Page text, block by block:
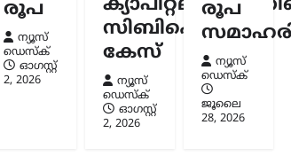
രൂപ
ന്യൂസ്
ഡെസ്ക്
ഓഗസ്റ്റ്‌
2, 2026
സിബിഐ
കേസ്
ന്യൂസ്
ഡെസ്ക്
ഓഗസ്റ്റ്‌
2, 2026
രൂപ
ന്യൂസ്
ഡെസ്ക്
ജൂലൈ
28, 2026